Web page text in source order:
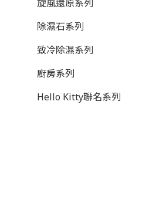
旋風還原系列
除濕石系列
致冷除濕系列
廚房系列
Hello Kitty聯名系列